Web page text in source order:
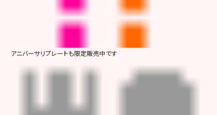
アニバーサリプレートも限定販売中です